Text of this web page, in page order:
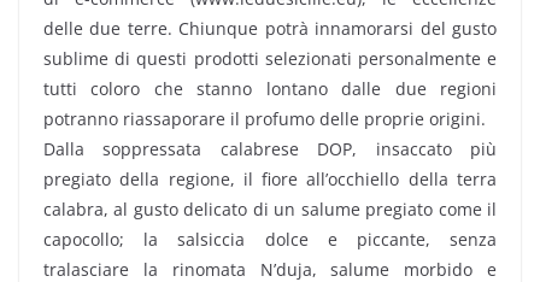
delle due terre. Chiunque potrà innamorarsi del gusto
sublime di questi prodotti selezionati personalmente e
tutti coloro che stanno lontano dalle due regioni
potranno riassaporare il profumo delle proprie origini.
Dalla soppressata calabrese DOP, insaccato più
pregiato della regione, il fiore all’occhiello della terra
calabra, al gusto delicato di un salume pregiato come il
capocollo; la salsiccia dolce e piccante, senza
tralasciare la rinomata N’duja, salume morbido e